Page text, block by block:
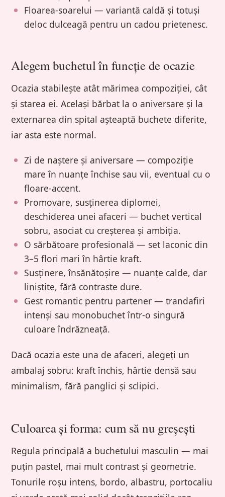
Floarea-soarelui — variantă caldă și totuși
deloc dulceagă pentru un cadou prietenesc.
Alegem buchetul în funcție de ocazie
Ocazia stabilește atât mărimea compoziției, cât
și starea ei. Același bărbat la o aniversare și la
externarea din spital așteaptă buchete diferite,
iar asta este normal.
Zi de naștere și aniversare — compoziție
mare în nuanțe închise sau vii, eventual cu o
floare-accent.
Promovare, susținerea diplomei,
deschiderea unei afaceri — buchet vertical
sobru, asociat cu creșterea și ambiția.
O sărbătoare profesională — set laconic din
3–5 flori mari în hârtie kraft.
Susținere, însănătoșire — nuanțe calde, dar
liniștite, fără contraste dure.
Gest romantic pentru partener — trandafiri
intenși sau monobuchet într-o singură
culoare îndrăzneață.
Dacă ocazia este una de afaceri, alegeți un
ambalaj sobru: kraft închis, hârtie densă sau
minimalism, fără panglici și sclipici.
Culoarea și forma: cum să nu greșești
Regula principală a buchetului masculin — mai
puțin pastel, mai mult contrast și geometrie.
Tonurile roșu intens, bordo, albastru, portocaliu